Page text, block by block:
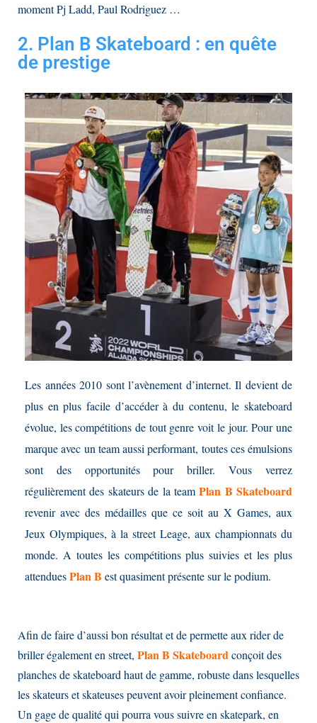
moment Pj Ladd, Paul Rodriguez …
2. Plan B Skateboard : en quête
de prestige
Les années 2010 sont l’avènement d’internet. Il devient de
plus en plus facile d’accéder à du contenu, le skateboard
évolue, les compétitions de tout genre voit le jour. Pour une
marque avec un team aussi performant, toutes ces émulsions
sont des opportunités pour briller. Vous verrez
régulièrement des skateurs de la teamPlan B Skateboard
revenir avec des médailles que ce soit au X Games, aux
Jeux Olympiques, à la street Leage, aux championnats du
monde. A toutes les compétitions plus suivies et les plus
attenduesPlan B est quasiment présente sur le podium.
Afin de faire d’aussi bon résultat et de permette aux rider de
briller également en street, Plan B Skateboardconçoit des
planches de skateboard haut de gamme, robuste dans lesquelles
les skateurs et skateuses peuvent avoir pleinement confiance.
Un gage de qualité qui pourra vous suivre en skatepark, en